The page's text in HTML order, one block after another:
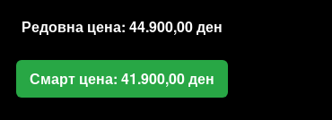
Редовна цена: 44.900,00ден
Смарт цена: 41.900,00ден